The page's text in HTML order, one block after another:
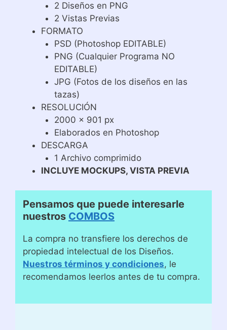
2 Diseños en PNG
2 Vistas Previas
FORMATO
PSD (Photoshop EDITABLE)
PNG (Cualquier Programa NO
EDITABLE)
JPG (Fotos de los diseños en las
tazas)
RESOLUCIÓN
2000 x 901 px
Elaborados en Photoshop
DESCARGA
1 Archivo comprimido
INCLUYE MOCKUPS, VISTA PREVIA
Pensamos que puede interesarle
nuestros COMBOS
La compra no transfiere los derechos de
propiedad intelectual de los Diseños.
Nuestros términos y condiciones, le
recomendamos leerlos antes de tu compra.